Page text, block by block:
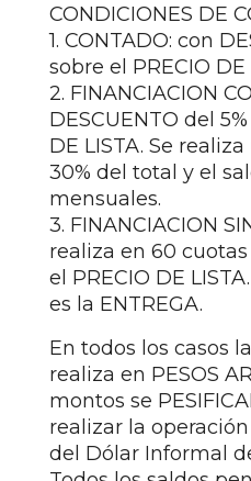
CONDICIONES DE
1. CONTADO: con
sobre el PRECIO DE
2. FINANCIACION
DESCUENTO del
DE LISTA. Se
30% del total y el
mensuales.
3. FINANCIACION
realiza en 60
el PRECIO DE
es la ENTREGA.
En todos los casos
realiza en PESOS
montos se
realizar la
del Dólar Informal